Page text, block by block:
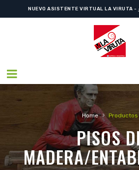
NUEVO ASISTENTE VIRTUAL LA VIRUTA -
Home › Productos
PISOS
MADERA/